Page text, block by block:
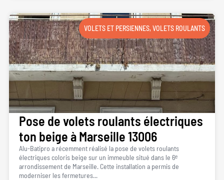
VOLETS ET PERSIENNES,VOLETS ROULANTS
Pose de volets roulants électriques
ton beige à Marseille 13006
Alu-Batipro a récemment réalisé la pose de volets roulants
électriques coloris beige sur un immeuble situé dans le 6ᵉ
arrondissement de Marseille. Cette installation a permis de
moderniser les fermetures...